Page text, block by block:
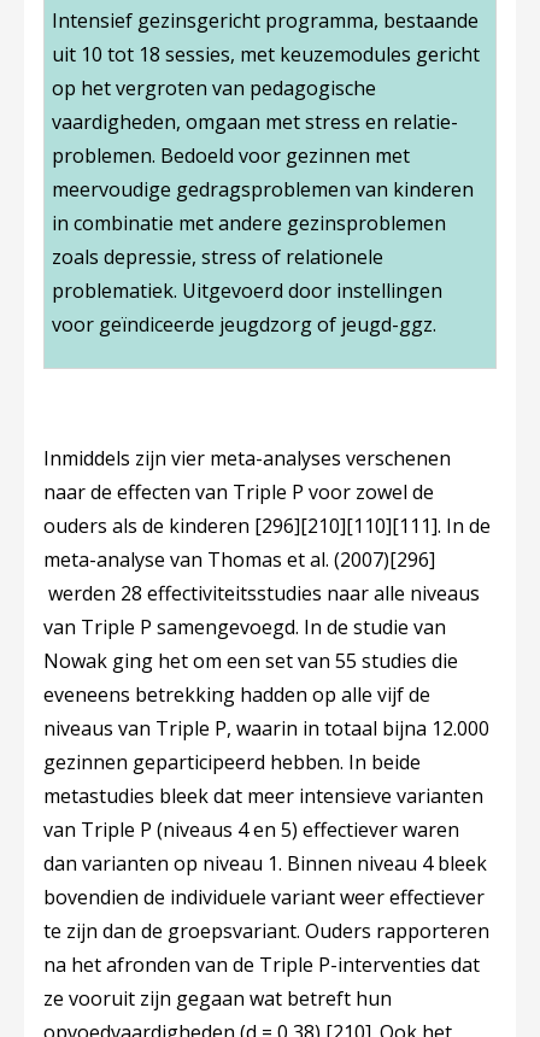
Intensief gezinsgericht programma, bestaande
uit 10 tot 18 sessies, met keuzemodules gericht
op het vergroten van pedagogische
vaardigheden, omgaan met stress en relatie-
problemen. Bedoeld voor gezinnen met
meervoudige gedragsproblemen van kinderen
in combinatie met andere gezinsproblemen
zoals depressie, stress of relationele
problematiek. Uitgevoerd door instellingen
voor geïndiceerde jeugdzorg of jeugd-ggz.
Inmiddels zijn vier meta-analyses verschenen
naar de effecten van Triple P voor zowel de
ouders als de kinderen [296][210][110][111]. In de
meta-analyse van Thomas et al. (2007)[296]
werden 28 effectiviteitsstudies naar alle niveaus
van Triple P samengevoegd. In de studie van
Nowak ging het om een set van 55 studies die
eveneens betrekking hadden op alle vijf de
niveaus van Triple P, waarin in totaal bijna 12.000
gezinnen geparticipeerd hebben. In beide
metastudies bleek dat meer intensieve varianten
van Triple P (niveaus 4 en 5) effectiever waren
dan varianten op niveau 1. Binnen niveau 4 bleek
bovendien de individuele variant weer effectiever
te zijn dan de groepsvariant. Ouders rapporteren
na het afronden van de Triple P-interventies dat
ze vooruit zijn gegaan wat betreft hun